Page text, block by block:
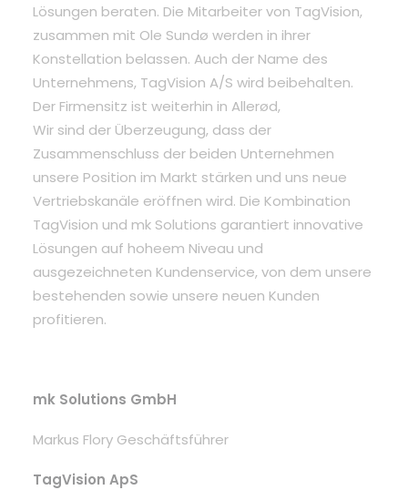
Lösungen beraten. Die Mitarbeiter von TagVision,
zusammen mit Ole Sundø werden in ihrer
Konstellation belassen. Auch der Name des
Unternehmens, TagVision A/S wird beibehalten.
Der Firmensitz ist weiterhin in Allerød,
Wir sind der Überzeugung, dass der
Zusammenschluss der beiden Unternehmen
unsere Position im Markt stärken und uns neue
Vertriebskanäle eröffnen wird. Die Kombination
TagVision und mk Solutions garantiert innovative
Lösungen auf hoheem Niveau und
ausgezeichneten Kundenservice, von dem unsere
bestehenden sowie unsere neuen Kunden
profitieren.
mk Solutions GmbH
Markus Flory Geschäftsführer
TagVision ApS